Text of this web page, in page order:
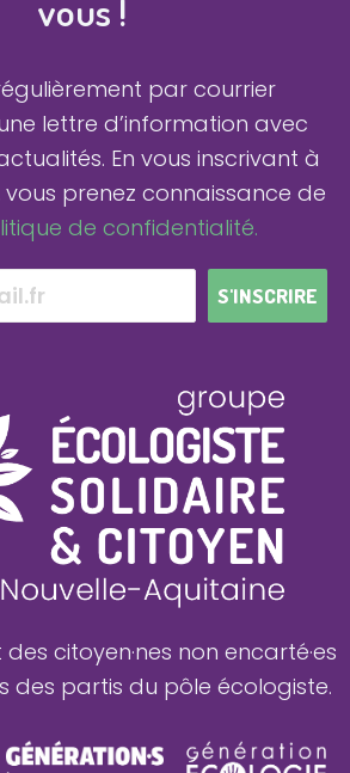
vous !
par courrier
lettre d’information avec
En vous inscrivant à
prenez connaissance de
de confidentialité.
S'INSCRIRE
citoyen·nes non encarté·es
des partis du pôle écologiste.